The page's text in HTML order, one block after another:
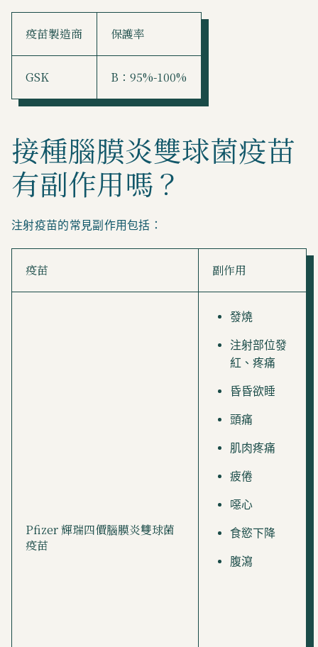
疫苗製造商 保護率
GSK B：95%-100%
接種腦膜炎雙球菌疫苗
有副作用嗎？
注射疫苗的常見副作用包括：
疫苗 副作用
Pfizer 輝瑞四價腦膜炎雙球菌
疫苗
發燒
注射部位發
紅、疼痛
昏昏欲睡
頭痛
肌肉疼痛
疲倦
噁心
食慾下降
腹瀉